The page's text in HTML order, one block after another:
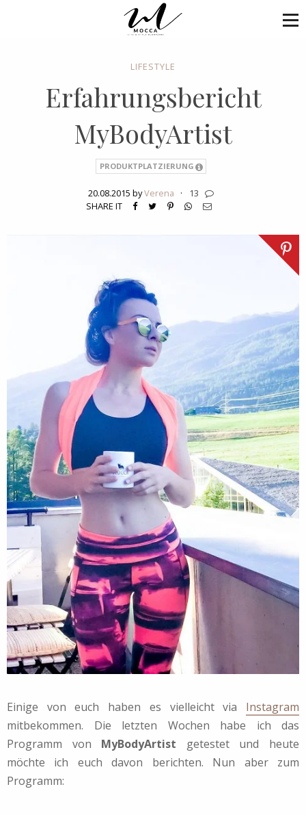
LIFESTYLE
Erfahrungsbericht
MyBodyArtist
PRODUKTPLATZIERUNG
20.08.2015 byVerena ·
13
SHARE IT
Einige von euch haben es vielleicht via Instagram
mitbekommen. Die letzten Wochen habe ich das
Programm von MyBodyArtist getestet und heute
möchte ich euch davon berichten. Nun aber zum
Programm: